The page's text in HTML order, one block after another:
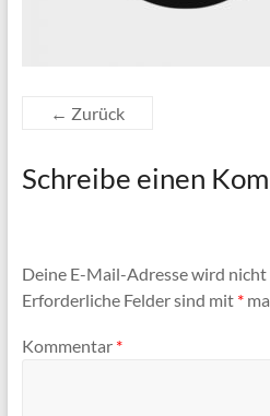
← Zurück
Schreibe einen
Deine E-Mail-Adresse wird
Erforderliche Felder sind mit *
Kommentar *